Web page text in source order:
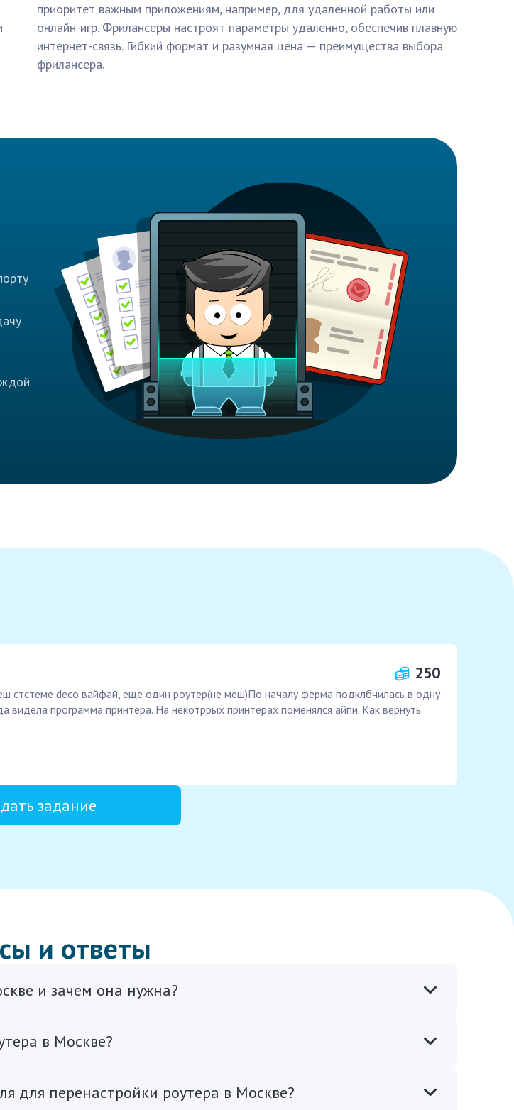
приоритет важным приложениям, например, для удалённой работы или
онлайн-игр. Фрилансеры настроят параметры удаленно, обеспечив плавную
интернет-связь. Гибкий формат и разумная цена — преимущества выбора
фрилансера.
250
стстеме deco вайфай, еще один роутер(не меш)По началу ферма подклбчилась в одну
программа принтера. На некотррых принтерах поменялся айпи. Как вернуть
задание
и ответы
и зачем она нужна?
в Москве?
для перенастройки роутера в Москве?